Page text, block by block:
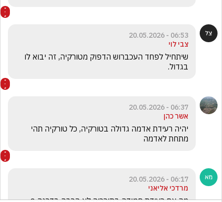
06:53 - 20.05.2026
צבי לוי
בגדול.
06:37 - 20.05.2026
אשר כהן
מתחת לאדמה
06:17 - 20.05.2026
מרדכי אליאני